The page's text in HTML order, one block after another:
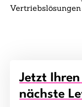
Jetzt
nächste